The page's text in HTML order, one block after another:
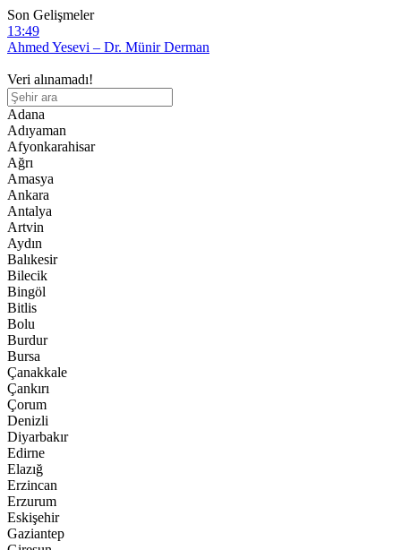
Son Gelişmeler
12:28
Diyanet Akademisi Başkanı Enver Osman Kaan’dan açıklama:
11:46
Mezhepleri ve hadisleri inkar etmenin sonu mürtetliktir!
10:07
İşgalci Çin’in “etnik birlik” yasası 1 ay olmasına rağmen Uygurları
şimdiden olumsuz etkiliyor
16:07
İngiltere Dışişleri Bakanı, Uygur soykırımı konusunda Çin’e karşı
tavır alması yönündeki çağrılarla karşı karşıya
13:49
Ahmed Yesevi – Dr. Münir Derman
Veri alınamadı!
Adana
Adıyaman
Afyonkarahisar
Ağrı
Amasya
Ankara
Antalya
Artvin
Aydın
Balıkesir
Bilecik
Bingöl
Bitlis
Bolu
Burdur
Bursa
Çanakkale
Çankırı
Çorum
Denizli
Diyarbakır
Edirne
Elazığ
Erzincan
Erzurum
Eskişehir
Gaziantep